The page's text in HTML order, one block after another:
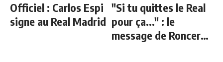
Officiel : Carlos Espi
signe au Real Madrid
"Si tu quittes le Real
pour ça..." : le
message de Roncero